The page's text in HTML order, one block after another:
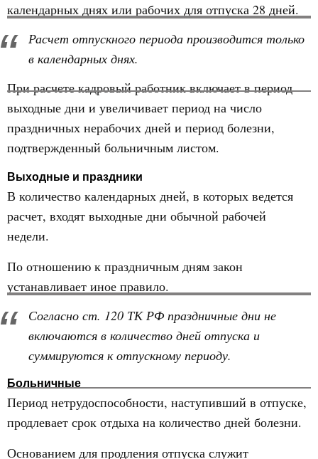
календарных днях или рабочих для отпуска 28 дней.
Расчет отпускного периода производится только
в календарных днях.
При расчете кадровый работник включает в период
выходные дни и увеличивает период на число
праздничных нерабочих дней и период болезни,
подтвержденный больничным листом.
Выходные и праздники
В количество календарных дней, в которых ведется
расчет, входят выходные дни обычной рабочей
недели.
По отношению к праздничным дням закон
устанавливает иное правило.
Согласно ст. 120 ТК РФ праздничные дни не
включаются в количество дней отпуска и
суммируются к отпускному периоду.
Больничные
Период нетрудоспособности, наступивший в отпуске,
продлевает срок отдыха на количество дней болезни.
Основанием для продления отпуска служит